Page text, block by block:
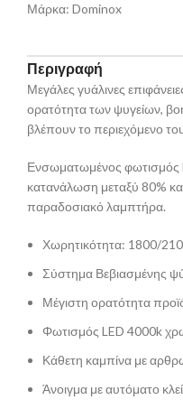
Μάρκα: Dominox
Περιγραφή
Μεγάλες γυάλινες
ορατότητα των ψυγείων,
βλέπουν το περιεχόμενο
Ενσωματωμένος φωτισμός
κατανάλωση μεταξύ 80%
παραδοσιακό λαμπτήρα.
Χωρητικότητα: 1800/
Σύστημα Βεβιασμένης
Μέγιστη ορατότητα
Φωτισμός LED 4000k
Κάθετη καμπίνα με
Άνοιγμα με αυτόματο